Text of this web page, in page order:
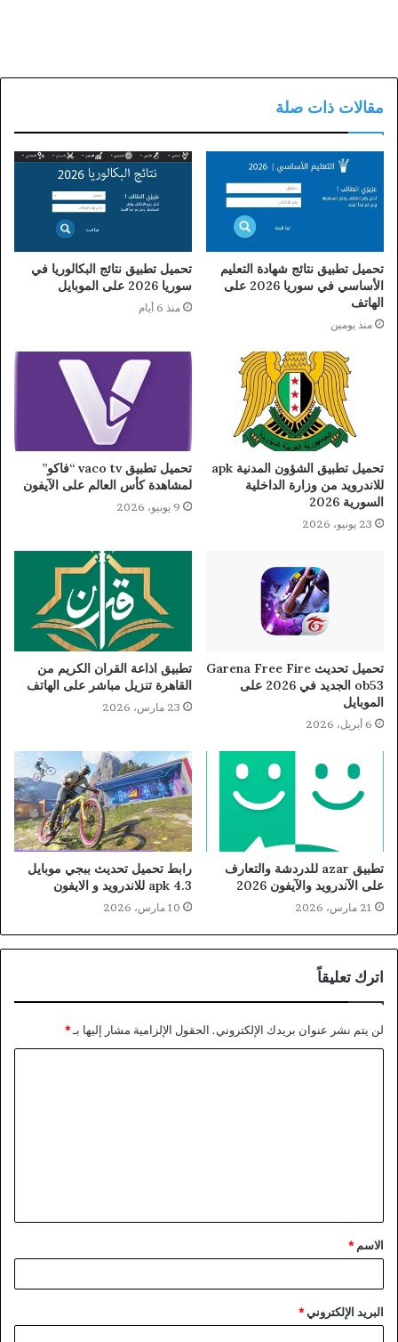
مقالات ذات صلة
تحميل تطبيق نتائج شهادة التعليم
الأساسي في سوريا 2026 على
الهاتف
منذ يومين
تحميل تطبيق نتائج البكالوريا في
سوريا 2026 على الموبايل
منذ 6 أيام
تحميل تطبيق الشؤون المدنية apk
للاندرويد من وزارة الداخلية
السورية 2026
23 يونيو، 2026
تحميل تطبيق vaco tv “فاكو”
لمشاهدة كأس العالم على الآيفون
9 يونيو، 2026
تحميل تحديث Garena Free Fire
ob53 الجديد في 2026 على
الموبايل
6 أبريل، 2026
تطبيق اذاعة القران الكريم من
القاهرة تنزيل مباشر على الهاتف
23 مارس، 2026
تطبيق azar للدردشة والتعارف
على الآندرويد والآيفون 2026
21 مارس، 2026
رابط تحميل تحديث ببجي موبايل
4.3 apk للاندرويد و الايفون
10 مارس، 2026
اترك تعليقاً
لن يتم نشر عنوان بريدك الإلكتروني. الحقول الإلزامية مشار إليها بـ*
ق
*
الاسم *
البريد الإلكتروني*